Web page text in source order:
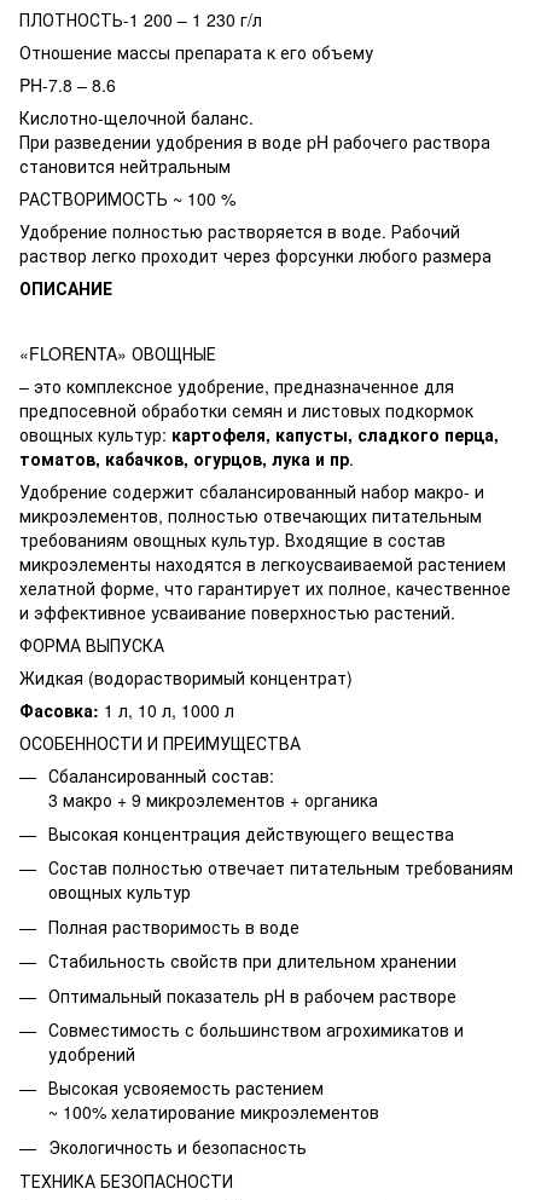
ПЛОТНОСТЬ-1 200 – 1 230 г/л
Отношение массы препарата к его объему
PH-7.8 – 8.6
Кислотно-щелочной баланс.
При разведении удобрения в воде pH рабочего раствора
становится нейтральным
РАСТВОРИМОСТЬ ~ 100 %
Удобрение полностью растворяется в воде. Рабочий
раствор легко проходит через форсунки любого размера
ОПИСАНИЕ
«FLORENTA» ОВОЩНЫЕ
– это комплексное удобрение, предназначенное для
предпосевной обработки семян и листовых подкормок
овощных культур: картофеля, капусты, сладкого перца,
томатов, кабачков, огурцов, лука и пр.
Удобрение содержит сбалансированный набор макро- и
микроэлементов, полностью отвечающих питательным
требованиям овощных культур. Входящие в состав
микроэлементы находятся в легкоусваиваемой растением
хелатной форме, что гарантирует их полное, качественное
и эффективное усваивание поверхностью растений.
ФОРМА ВЫПУСКА
Жидкая (водорастворимый концентрат)
Фасовка: 1 л, 10 л, 1000 л
ОСОБЕННОСТИ И ПРЕИМУЩЕСТВА
Сбалансированный состав:
3 макро + 9 микроэлементов + органика
Высокая концентрация действующего вещества
Состав полностью отвечает питательным требованиям
овощных культур
Полная растворимость в воде
Стабильность свойств при длительном хранении
Оптимальный показатель рН в рабочем растворе
Совместимость с большинством агрохимикатов и
удобрений
Высокая усвояемость растением
~ 100% хелатирование микроэлементов
Экологичность и безопасность
ТЕХНИКА БЕЗОПАСНОСТИ